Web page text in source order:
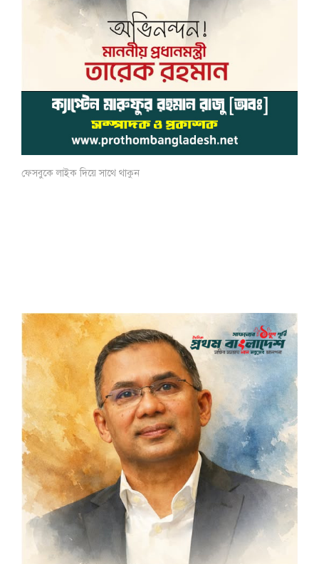
ফেসবুকে লাইক দিয়ে সাথে থাকুন